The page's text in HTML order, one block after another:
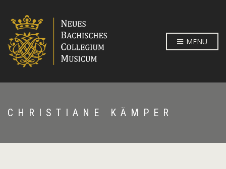
MENU
CHRISTIANE KÄMPER